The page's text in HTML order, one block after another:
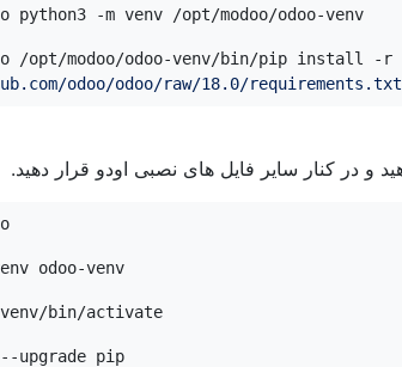
python3 -m venv /opt/modoo/odoo-venv
odoo/odoo/raw/18.0/requirements.txt
odoo-venv
venv/bin/activate
pip